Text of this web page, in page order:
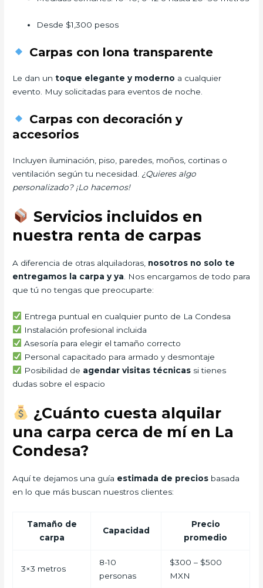
Desde $1,300 pesos
Carpas con lona transparente
Le dan untoque elegante y moderno a cualquier
evento. Muy solicitadas para eventos de noche.
Carpas con decoración y
accesorios
Incluyen iluminación, piso, paredes, moños, cortinas o
ventilación según tu necesidad. ¿Quieres algo
personalizado? ¡Lo hacemos!
Servicios incluidos en
nuestra renta de carpas
A diferencia de otras alquiladoras, nosotros no solo te
entregamos la carpa y ya . Nos encargamos de todo para
que tú no tengas que preocuparte:
Entrega puntual en cualquier punto de La Condesa
Instalación profesional incluida
Asesoría para elegir el tamaño correcto
Personal capacitado para armado y desmontaje
Posibilidad de agendar visitas técnicassi tienes
dudas sobre el espacio
¿Cuánto cuesta alquilar
una carpa cerca de mí en La
Condesa?
Aquí te dejamos una guía estimada de precios basada
en lo que más buscan nuestros clientes:
Tamaño de
carpa
Capacidad
Precio
promedio
3×3 metros
8-10
personas
$300 – $500
MXN